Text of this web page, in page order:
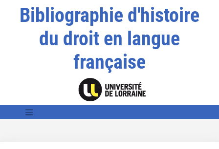
Bibliographie d'histoire
du droit en langue
française